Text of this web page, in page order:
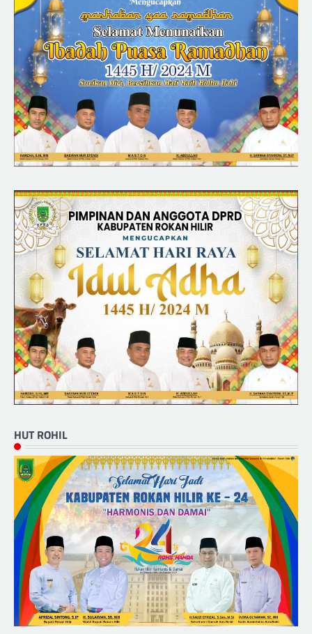
HUT ROHIL